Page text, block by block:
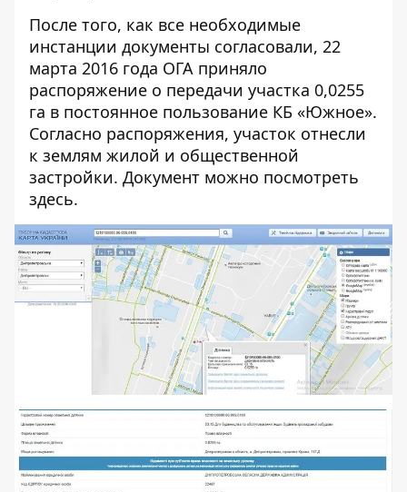
После того, как все необходимые
инстанции документы согласовали, 22
марта 2016 года ОГА приняло
распоряжение о передачи участка 0,0255
га в постоянное пользование КБ «Южное».
Согласно распоряжения, участок отнесли
к землям жилой и общественной
застройки. Документ можно посмотреть
здесь.